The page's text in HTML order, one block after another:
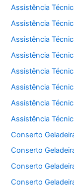
Assistência
Assistência
Assistência
Assistência
Assistência
Assistência
Assistência
Assistência
Conserto
Conserto
Conserto
Conserto